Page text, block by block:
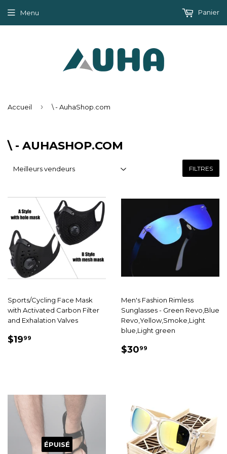
Menu Panier
Accueil › \ - AuhaShop.com
\ - AUHASHOP.COM
FILTRES
Sports/Cycling Face Mask
with Activated Carbon Filter
and Exhalation Valves
PRIX
$1999
Men's Fashion Rimless
Sunglasses - Green Revo,Blue
Revo,Yellow,Smoke,Light
blue,Light green
PRIX
$3099
ÉPUISÉ